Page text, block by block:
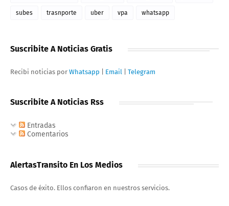
subes trasnporte uber vpa whatsapp
Suscribite A Noticias Gratis
Recibi noticias por Whatsapp Email Telegram
Suscribite A Noticias Rss
Entradas
Comentarios
AlertasTransito En Los Medios
Casos de éxito. Ellos confiaron en nuestros servicios.